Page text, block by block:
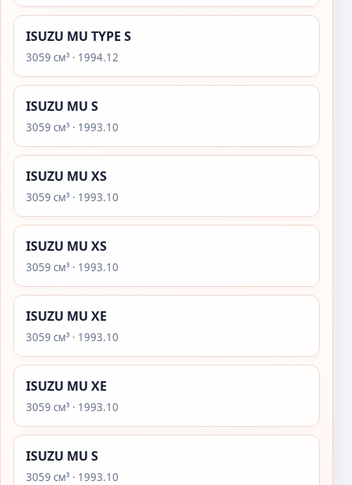
ISUZU MU TYPE S
3059 см³ · 1994.12
ISUZU MU S
3059 см³ · 1993.10
ISUZU MU XS
3059 см³ · 1993.10
ISUZU MU XS
3059 см³ · 1993.10
ISUZU MU XE
3059 см³ · 1993.10
ISUZU MU XE
3059 см³ · 1993.10
ISUZU MU S
3059 см³ · 1993.10